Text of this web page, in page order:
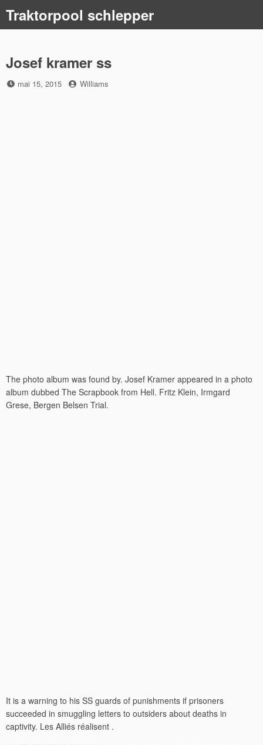
content
Traktorpool schlepper
Josef kramer ss
Posted
mai 15, 2015 by
Williams
The photo album was found by. Josef Kramer appeared in a photo
album dubbed The Scrapbook from Hell. Fritz Klein, Irmgard
Grese, Bergen Belsen Trial.
It is a warning to his SS guards of punishments if prisoners
succeeded in smuggling letters to outsiders about deaths in
captivity. Les Alliés réalisent .